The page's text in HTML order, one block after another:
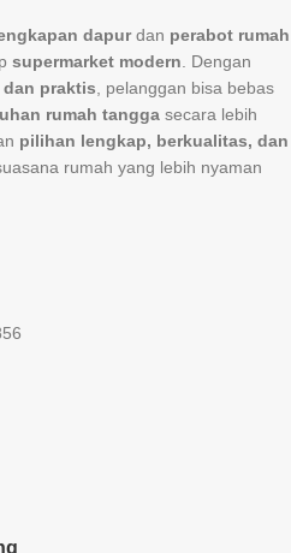
dapurdan perabot rumah
supermarket modern. Dengan
praktis, pelanggan bisa bebas
rumah tangga secara lebih
pilihan lengkap, berkualitas, dan
rumah yang lebih nyaman